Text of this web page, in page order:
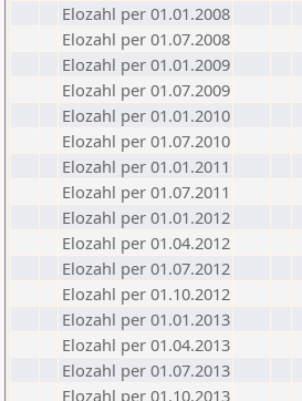
Elozahl per 01.01.2008
Elozahl per 01.07.2008
Elozahl per 01.01.2009
Elozahl per 01.07.2009
Elozahl per 01.01.2010
Elozahl per 01.07.2010
Elozahl per 01.01.2011
Elozahl per 01.07.2011
Elozahl per 01.01.2012
Elozahl per 01.04.2012
Elozahl per 01.07.2012
Elozahl per 01.10.2012
Elozahl per 01.01.2013
Elozahl per 01.04.2013
Elozahl per 01.07.2013
Elozahl per 01.10.2013